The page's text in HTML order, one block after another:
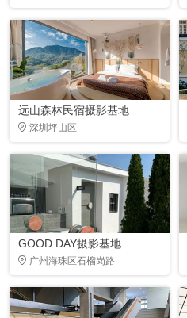
远山森林民宿摄影基地
深圳坪山区
GOOD DAY摄影基地
广州海珠区石榴岗路